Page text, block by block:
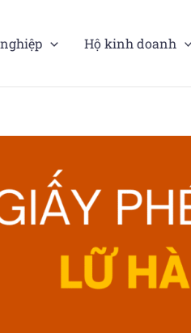
Hộ kinh doanh